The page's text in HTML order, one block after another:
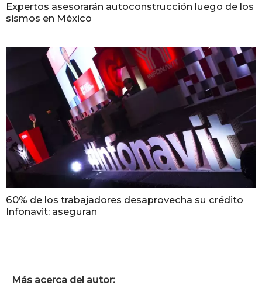
Expertos asesorarán autoconstrucción luego de los
sismos en México
60% de los trabajadores desaprovecha su crédito
Infonavit: aseguran
Más acerca del autor: